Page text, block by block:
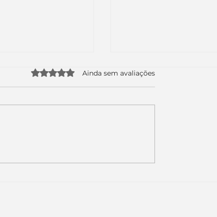
Avaliado com 0 de 5 estrelas.
Ainda sem avaliações